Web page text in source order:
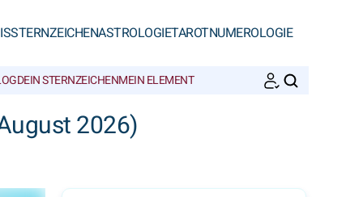
STERNZEICHENASTROLOGIETAROTNUMEROLOGIE
DEIN STERNZEICHENMEIN ELEMENT
2026)